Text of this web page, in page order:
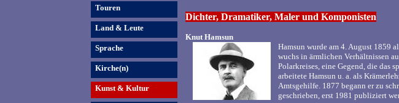
Dichter, Dramatiker, Maler und Komponisten
Knut Hamsun
Hamsun wurde am 4. August 1859
wuchs in ärmlichen Verhältnissen
Polarkreises, eine Gegend, die das
arbeitete Hamsun u. a. als
Amtsgehilfe. 1877 begann er zu
geschrieben, erst 1981 publiziert
Touren
Land & Leute
Sprache
Kirche(n)
Kunst & Kultur